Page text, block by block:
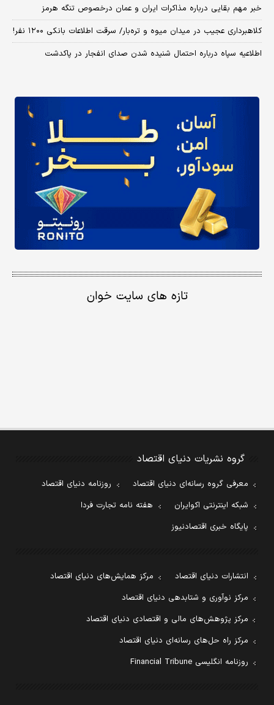
خبر مهم بقایی درباره مذاکرات ایران و عمان درخصوص تنگه هرمز
کلاهبرداری عجیب در میدان میوه و تره‌بار/ سرقت اطلاعات بانکی ۱۲۰۰ نفر!
اطلاعیه سپاه درباره احتمال شنیده شدن صدای انفجار در پاکدشت
تازه های سایت خوان
گروه نشریات دنیای اقتصاد
معرفی گروه رسانه‌ای دنیای اقتصاد
روزنامه دنیای اقتصاد
شبکه اینترنتی اکوایران
هفته نامه تجارت فردا
پایگاه خبری اقتصادنیوز
انتشارات دنیای اقتصاد
مرکز همایش‌های دنیای اقتصاد
مرکز نوآوری و شتابدهی دنیای اقتصاد
مرکز پژوهش‌های مالی و اقتصادی دنیای اقتصاد
مرکز راه حل‌های رسانه‌ای دنیای اقتصاد
روزنامه انگلیسی Financial Tribune